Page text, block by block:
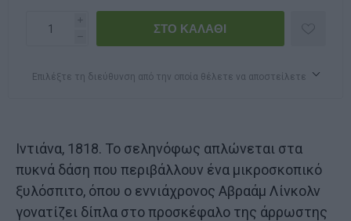
i
h
Επιλέξτε τη διεύθυνση από την οποία θέλετε να αποστείλετε
Ιντιάνα, 1818. Το σεληνόφως απλώνεται στα
πυκνά δάση που περιβάλλουν ένα μικροσκοπικό
ξυλόσπιτο, όπου ο εννιάχρονος Αβραάμ Λίνκολν
γονατίζει δίπλα στο προσκέφαλο της άρρωστης